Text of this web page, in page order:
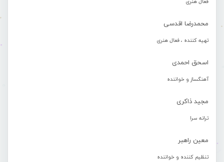
فعال هنری
محمدرضا اقدسی
تهیه کننده ، فعال هنری
اسحق احمدی
آهنگساز و خواننده
مجید ذاکری
ترانه سرا
معین راهبر
تنظیم کننده و خواننده